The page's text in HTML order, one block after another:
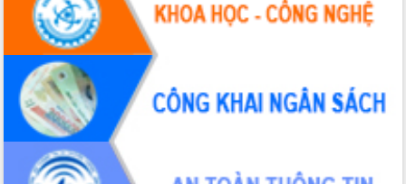
Đắk Lắk công bố Quy hoạch và xúc
tiến đầu tư tỉnh
Ngành cá ngừ Đắk Lắk chủ động thích
ứng để giữ vững thị trường xuất khẩu
Diễn đàn Kinh tế tư nhân Việt Nam đột
phá cơ chế - Hợp tác công tư
Đề án 06 tạo bước ngoặt đột phá trong
cải cách hành chính tỉnh Đắk Lắk
Kết nối tour, đẩy mạnh chuyển đổi số